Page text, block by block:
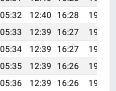
05:32 12:40 16:28
19:37
05:33 12:39 16:27
19:36
05:34 12:39 16:27
19:35
05:35 12:39 16:26
19:34
05:36 12:39 16:26
19:32